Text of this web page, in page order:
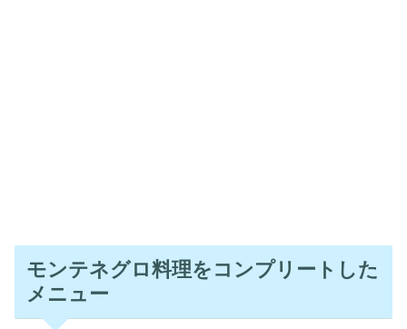
モンテネグロ料理をコンプリートした
メニュー